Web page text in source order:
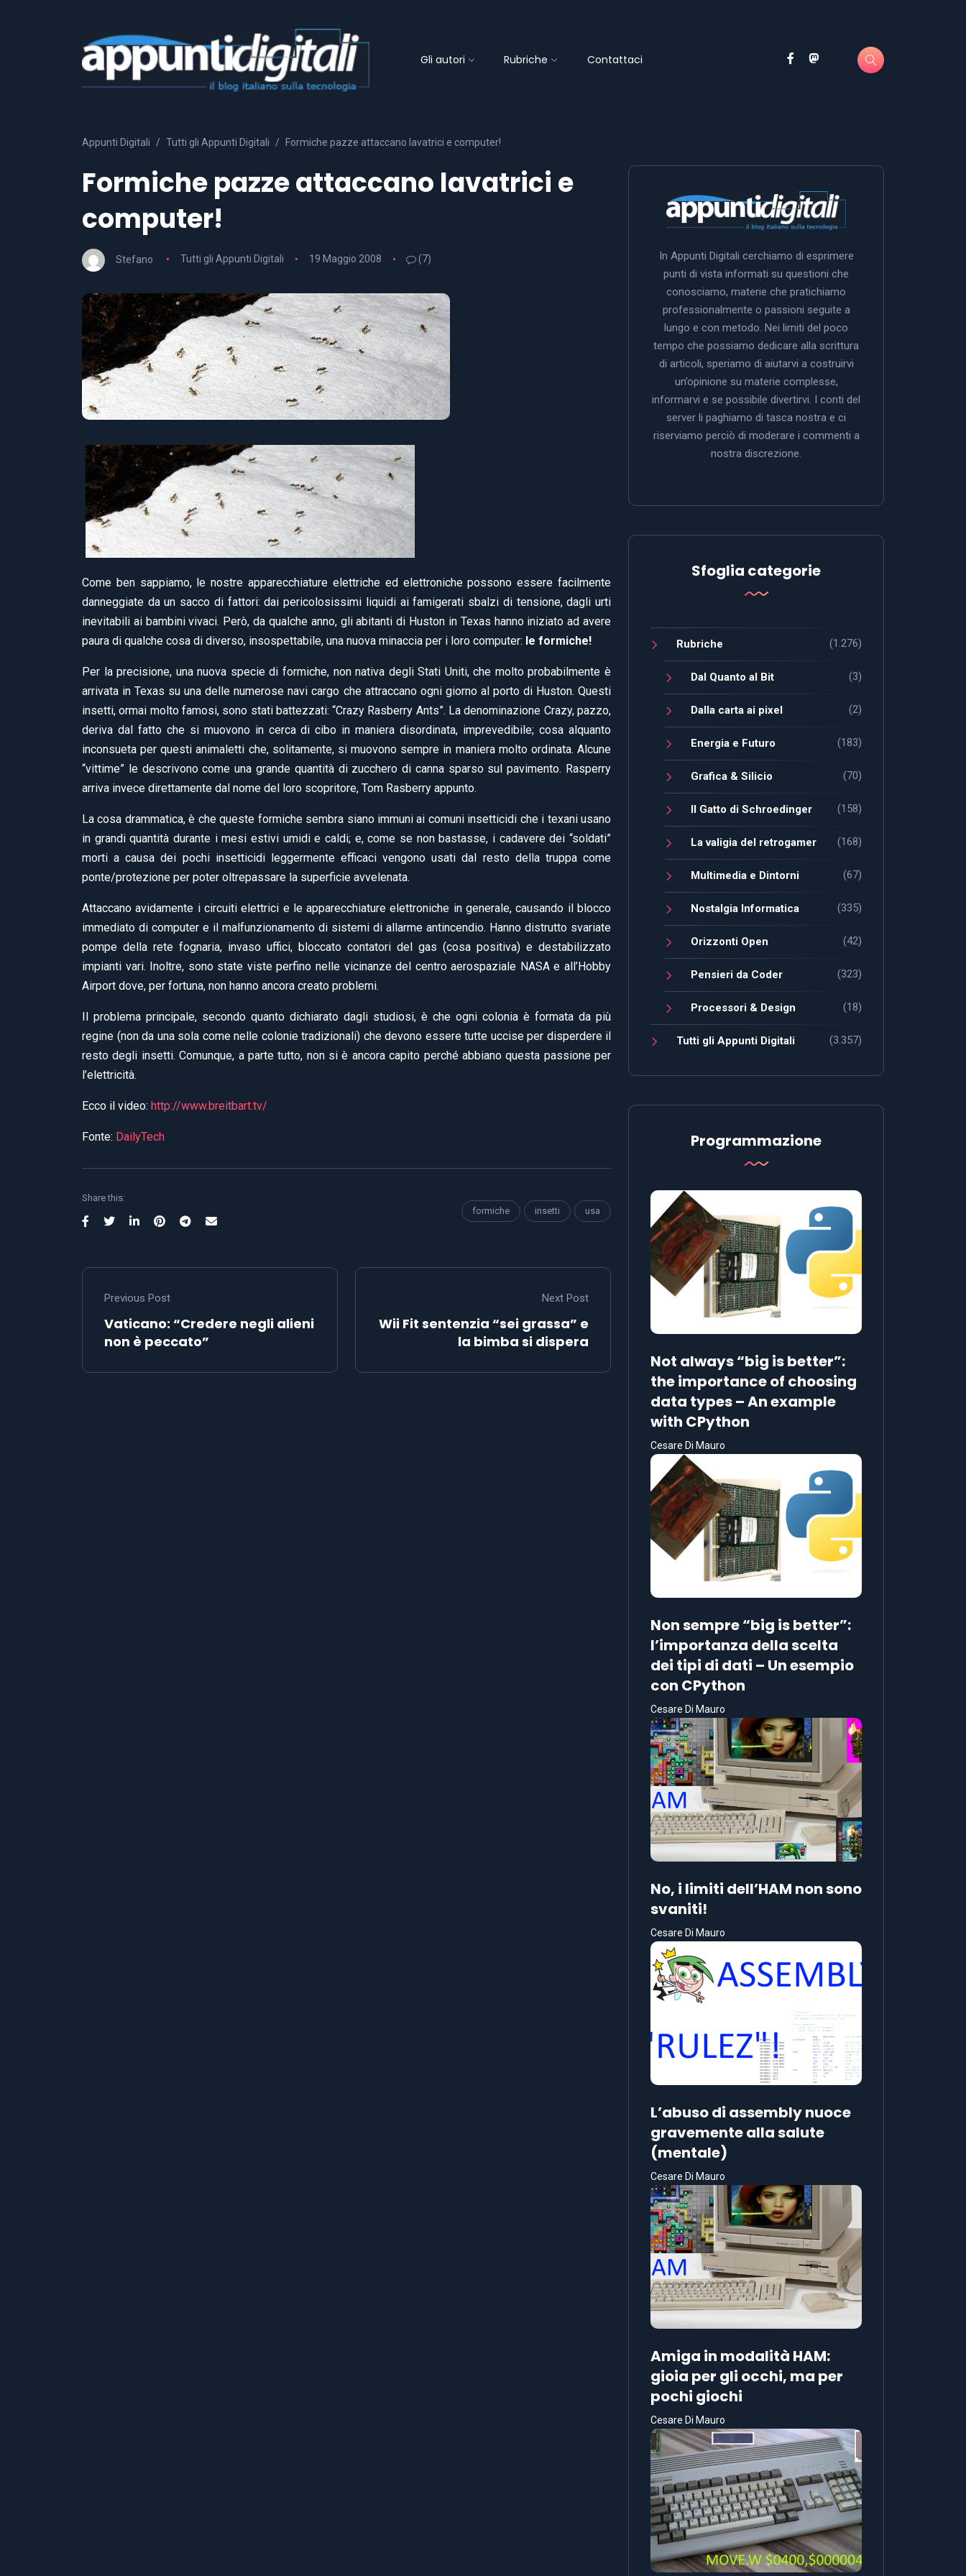
Gli autori Rubriche Contattaci
Appunti Digitali Tutti gli Appunti Digitali Formiche pazze attaccano lavatrici e computer!
Formiche pazze attaccano lavatrici e
computer!
Stefano Tutti gli Appunti Digitali 19 Maggio 2008 (7)
Come ben sappiamo, le nostre apparecchiature elettriche ed elettroniche possono essere facilmente
danneggiate da un sacco di fattori: dai pericolosissimi liquidi ai famigerati sbalzi di tensione, dagli urti
inevitabili ai bambini vivaci. Però, da qualche anno, gli abitanti di Huston in Texas hanno iniziato ad avere
paura di qualche cosa di diverso, insospettabile, una nuova minaccia per i loro computer: le formiche!
Per la precisione, una nuova specie di formiche, non nativa degli Stati Uniti, che molto probabilmente è
arrivata in Texas su una delle numerose navi cargo che attraccano ogni giorno al porto di Huston. Questi
insetti, ormai molto famosi, sono stati battezzati: “Crazy Rasberry Ants”. La denominazione Crazy, pazzo,
deriva dal fatto che si muovono in cerca di cibo in maniera disordinata, imprevedibile; cosa alquanto
inconsueta per questi animaletti che, solitamente, si muovono sempre in maniera molto ordinata. Alcune
“vittime” le descrivono come una grande quantità di zucchero di canna sparso sul pavimento. Rasperry
arriva invece direttamente dal nome del loro scopritore, Tom Rasberry appunto.
La cosa drammatica, è che queste formiche sembra siano immuni ai comuni insetticidi che i texani usano
in grandi quantità durante i mesi estivi umidi e caldi; e, come se non bastasse, i cadavere dei “soldati”
morti a causa dei pochi insetticidi leggermente efficaci vengono usati dal resto della truppa come
ponte/protezione per poter oltrepassare la superficie avvelenata.
Attaccano avidamente i circuiti elettrici e le apparecchiature elettroniche in generale, causando il blocco
immediato di computer e il malfunzionamento di sistemi di allarme antincendio. Hanno distrutto svariate
pompe della rete fognaria, invaso uffici, bloccato contatori del gas (cosa positiva) e destabilizzato
impianti vari. Inoltre, sono state viste perfino nelle vicinanze del centro aerospaziale NASA e all’Hobby
Airport dove, per fortuna, non hanno ancora creato problemi.
Il problema principale, secondo quanto dichiarato dagli studiosi, è che ogni colonia è formata da più
regine (non da una sola come nelle colonie tradizionali) che devono essere tutte uccise per disperdere il
resto degli insetti. Comunque, a parte tutto, non si è ancora capito perché abbiano questa passione per
l’elettricità.
Ecco il video: http://www.breitbart.tv/
Fonte: DailyTech
Share this:
formiche
insetti usa
Previous Post
Vaticano: “Credere negli alieni
non è peccato”
Next Post
Wii Fit sentenzia “sei grassa” e
la bimba si dispera
In Appunti Digitali cerchiamo di esprimere
punti di vista informati su questioni che
conosciamo, materie che pratichiamo
professionalmente o passioni seguite a
lungo e con metodo. Nei limiti del poco
tempo che possiamo dedicare alla scrittura
di articoli, speriamo di aiutarvi a costruirvi
un’opinione su materie complesse,
informarvi e se possibile divertirvi. I conti del
server li paghiamo di tasca nostra e ci
riserviamo perciò di moderare i commenti a
nostra discrezione.
Sfoglia categorie
Rubriche (1.276)
Dal Quanto al Bit (3)
Dalla carta ai pixel (2)
Energia e Futuro (183)
Grafica & Silicio (70)
Il Gatto di Schroedinger (158)
La valigia del retrogamer (168)
Multimedia e Dintorni (67)
Nostalgia Informatica (335)
Orizzonti Open (42)
Pensieri da Coder (323)
Processori & Design (18)
Tutti gli Appunti Digitali (3.357)
Programmazione
Not always “big is better”:
the importance of choosing
data types – An example
with CPython
Cesare Di Mauro
Non sempre “big is better”:
l’importanza della scelta
dei tipi di dati – Un esempio
con CPython
Cesare Di Mauro
No, i limiti dell’HAM non sono
svaniti!
Cesare Di Mauro
L’abuso di assembly nuoce
gravemente alla salute
(mentale)
Cesare Di Mauro
Amiga in modalità HAM:
gioia per gli occhi, ma per
pochi giochi
Cesare Di Mauro